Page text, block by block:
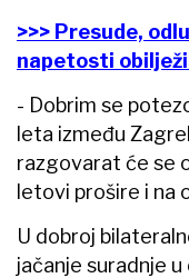
>>> Presude,
napetosti
- Dobrim se
leta između
razgovarat će se
letovi prošire i na
U dobroj
jačanje suradnje